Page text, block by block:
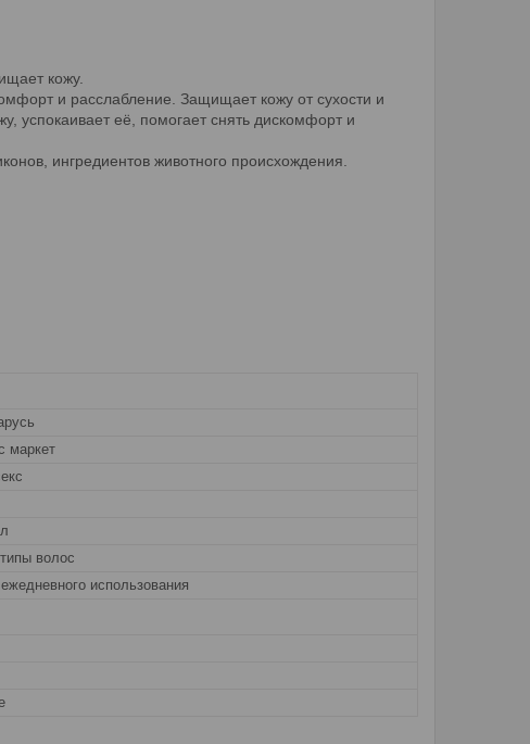
кожу.
и расслабление. Защищает кожу от сухости и
успокаивает её, помогает снять дискомфорт и
ингредиентов животного происхождения.
маркет
волос
использования